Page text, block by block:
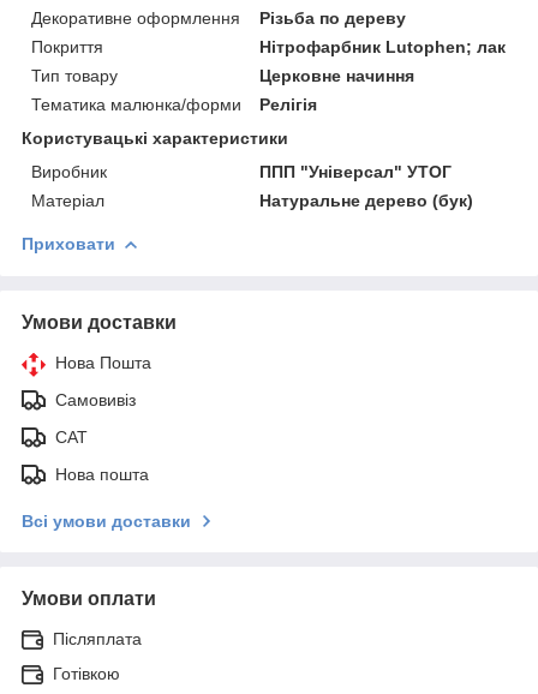
Декоративне оформлення
Різьба по дереву
Покриття
Нітрофарбник Lutophen; лак
Тип товару
Церковне начиння
Тематика малюнка/форми
Релігія
Користувацькі характеристики
Виробник
ППП "Універсал" УТОГ
Матеріал
Натуральне дерево (бук)
Приховати
Умови доставки
Нова Пошта
Самовивіз
САТ
Нова пошта
Всі умови доставки
Умови оплати
Післяплата
Готівкою